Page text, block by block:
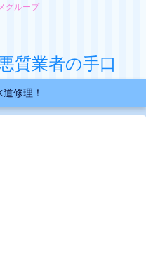
グループ
質業者の手口
修理！